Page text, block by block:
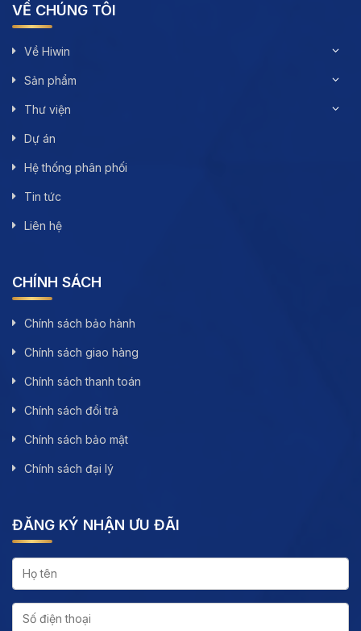
VỀ CHÚNG TÔI
Về Hiwin
Sản phẩm
Thư viện
Dự án
Hệ thống phân phối
Tin tức
Liên hệ
CHÍNH SÁCH
Chính sách bảo hành
Chính sách giao hàng
Chính sách thanh toán
Chính sách đổi trả
Chính sách bảo mật
Chính sách đại lý
ĐĂNG KÝ NHẬN ƯU ĐÃI